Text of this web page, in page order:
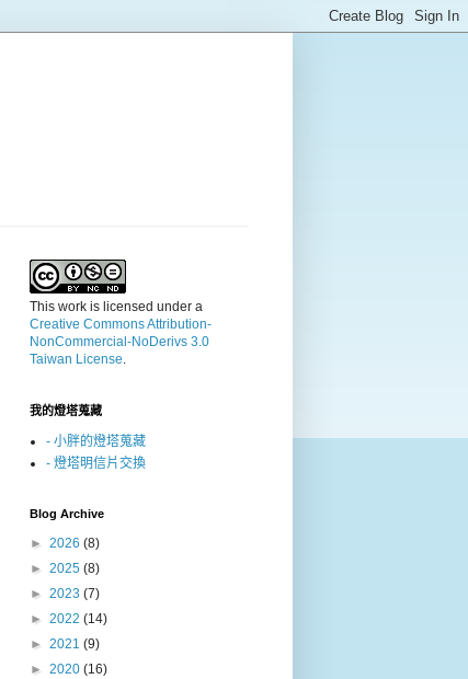
This work is licensed under a
Creative Commons Attribution-
NonCommercial-NoDerivs 3.0
Taiwan License.
我的燈塔蒐藏
- 小胖的燈塔蒐藏
- 燈塔明信片交換
Blog Archive
► 2026 (8)
► 2025 (8)
► 2023 (7)
► 2022 (14)
► 2021 (9)
► 2020 (16)